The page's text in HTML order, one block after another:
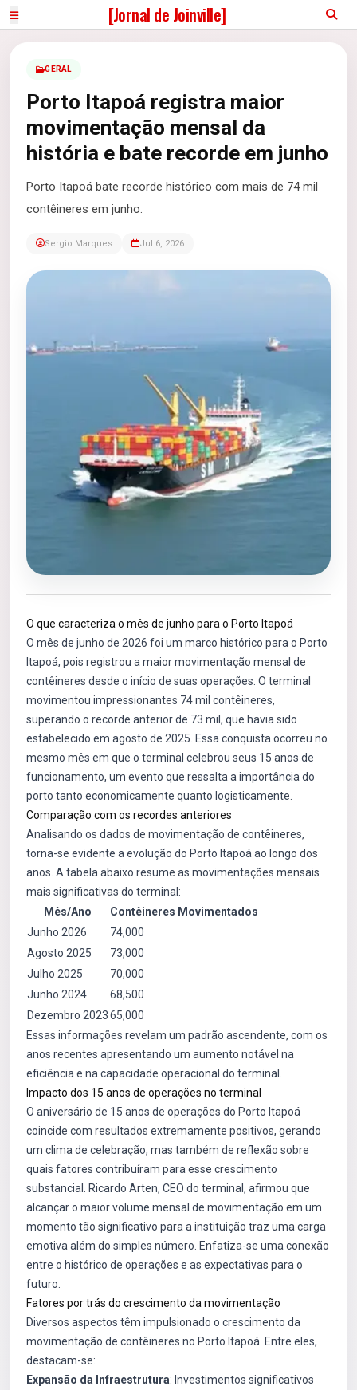
[Jornal de Joinville]
GERAL
Porto Itapoá registra maior
movimentação mensal da
história e bate recorde em junho
Porto Itapoá bate recorde histórico com mais de 74 mil
contêineres em junho.
Sergio Marques Jul 6, 2026
O que caracteriza o mês de junho para o Porto Itapoá
O mês de junho de 2026 foi um marco histórico para o Porto
Itapoá, pois registrou a maior movimentação mensal de
contêineres desde o início de suas operações. O terminal
movimentou impressionantes 74 mil contêineres,
superando o recorde anterior de 73 mil, que havia sido
estabelecido em agosto de 2025. Essa conquista ocorreu no
mesmo mês em que o terminal celebrou seus 15 anos de
funcionamento, um evento que ressalta a importância do
porto tanto economicamente quanto logisticamente.
Comparação com os recordes anteriores
Analisando os dados de movimentação de contêineres,
torna-se evidente a evolução do Porto Itapoá ao longo dos
anos. A tabela abaixo resume as movimentações mensais
mais significativas do terminal:
Mês/Ano
Contêineres Movimentados
Junho 2026
74,000
Agosto 2025
73,000
Julho 2025
70,000
Junho 2024
68,500
Dezembro 202365,000
Essas informações revelam um padrão ascendente, com os
anos recentes apresentando um aumento notável na
eficiência e na capacidade operacional do terminal.
Impacto dos 15 anos de operações no terminal
O aniversário de 15 anos de operações do Porto Itapoá
coincide com resultados extremamente positivos, gerando
um clima de celebração, mas também de reflexão sobre
quais fatores contribuíram para esse crescimento
substancial. Ricardo Arten, CEO do terminal, afirmou que
alcançar o maior volume mensal de movimentação em um
momento tão significativo para a instituição traz uma carga
emotiva além do simples número. Enfatiza-se uma conexão
entre o histórico de operações e as expectativas para o
futuro.
Fatores por trás do crescimento da movimentação
Diversos aspectos têm impulsionado o crescimento da
movimentação de contêineres no Porto Itapoá. Entre eles,
destacam-se:
Expansão da Infraestrutura: Investimentos significativos